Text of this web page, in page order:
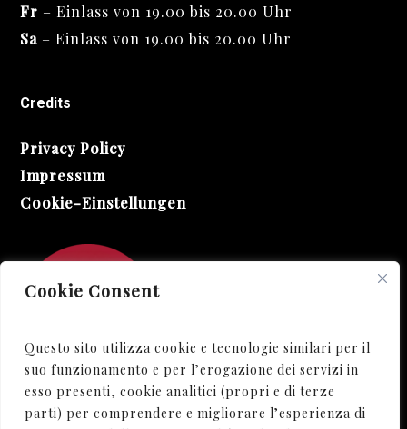
Cookie Consent
Questo sito utilizza cookie e tecnologie similari per il
suo funzionamento e per l’erogazione dei servizi in
esso presenti, cookie analitici (propri e di terze
parti) per comprendere e migliorare l’esperienza di
Fr – Einlass von 19.00 bis 20.00 Uhr
Sa – Einlass von 19.00 bis 20.00 Uhr
Credits
Privacy Policy
Impressum
Cookie-Einstellungen